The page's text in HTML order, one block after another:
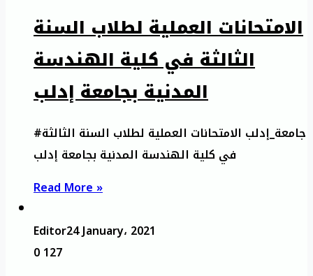
الامتحانات العملية لطلاب السنة
الثالثة في كلية الهندسة
المدنية بجامعة إدلب
#جامعة_إدلب الامتحانات العملية لطلاب السنة الثالثة
في كلية الهندسة المدنية بجامعة إدلب
Read More »
Editor24 January، 2021
0127